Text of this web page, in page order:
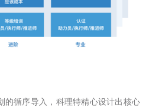
的循序导入，科理特精心设计出核心